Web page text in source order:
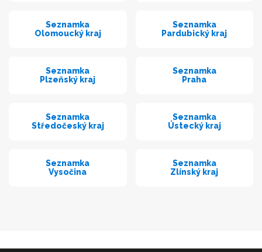
Seznamka
Olomoucký kraj
Seznamka
Pardubický kraj
Seznamka
Plzeňský kraj
Seznamka
Praha
Seznamka
Středočeský kraj
Seznamka
Ústecký kraj
Seznamka
Vysočina
Seznamka
Zlínský kraj